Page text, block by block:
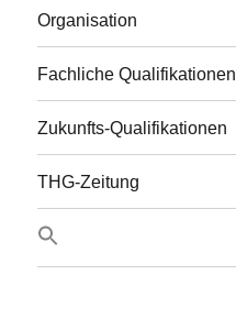
Organisation
Fachliche Qualifikationen
Zukunfts-Qualifikationen
THG-Zeitung